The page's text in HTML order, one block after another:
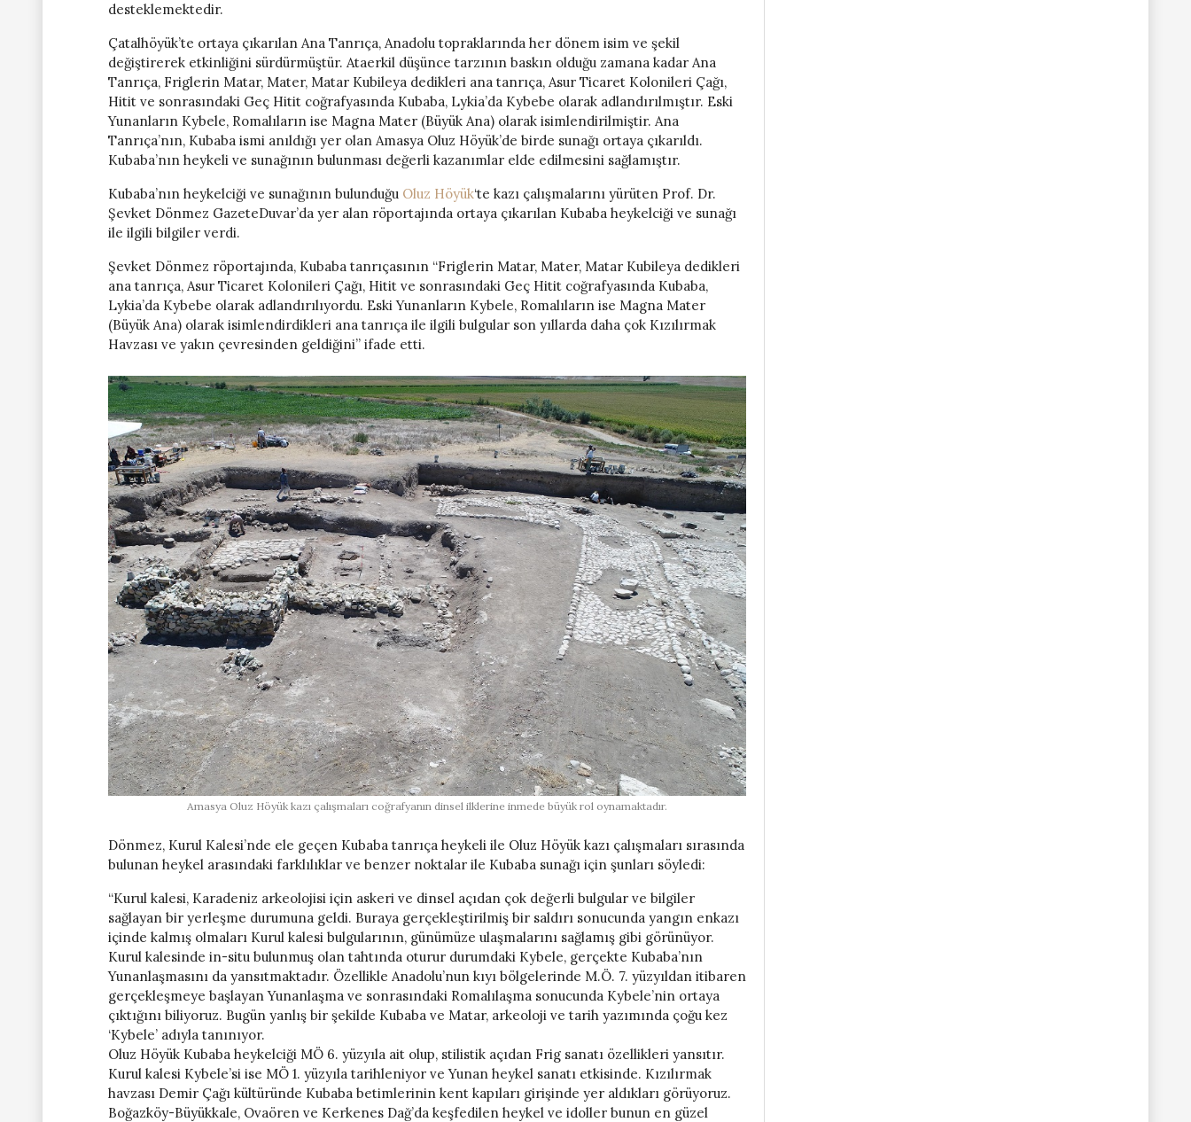
desteklemektedir.
Çatalhöyük’te ortaya çıkarılan Ana Tanrıça, Anadolu topraklarında her dönem isim ve şekil
değiştirerek etkinliğini sürdürmüştür. Ataerkil düşünce tarzının baskın olduğu zamana kadar Ana
Tanrıça, Friglerin Matar, Mater, Matar Kubileya dedikleri ana tanrıça, Asur Ticaret Kolonileri Çağı,
Hitit ve sonrasındaki Geç Hitit coğrafyasında Kubaba, Lykia’da Kybebe olarak adlandırılmıştır. Eski
Yunanların Kybele, Romalıların ise Magna Mater (Büyük Ana) olarak isimlendirilmiştir. Ana
Tanrıça’nın, Kubaba ismi anıldığı yer olan Amasya Oluz Höyük’de birde sunağı ortaya çıkarıldı.
Kubaba’nın heykeli ve sunağının bulunması değerli kazanımlar elde edilmesini sağlamıştır.
Kubaba’nın heykelciği ve sunağının bulunduğu Oluz Höyük‘te kazı çalışmalarını yürüten Prof. Dr.
Şevket Dönmez GazeteDuvar’da yer alan röportajında ortaya çıkarılan Kubaba heykelciği ve sunağı
ile ilgili bilgiler verdi.
Şevket Dönmez röportajında, Kubaba tanrıçasının “Friglerin Matar, Mater, Matar Kubileya dedikleri
ana tanrıça, Asur Ticaret Kolonileri Çağı, Hitit ve sonrasındaki Geç Hitit coğrafyasında Kubaba,
Lykia’da Kybebe olarak adlandırılıyordu. Eski Yunanların Kybele, Romalıların ise Magna Mater
(Büyük Ana) olarak isimlendirdikleri ana tanrıça ile ilgili bulgular son yıllarda daha çok Kızılırmak
Havzası ve yakın çevresinden geldiğini” ifade etti.
Amasya Oluz Höyük kazı çalışmaları coğrafyanın dinsel ilklerine inmede büyük rol oynamaktadır.
Dönmez, Kurul Kalesi’nde ele geçen Kubaba tanrıça heykeli ile Oluz Höyük kazı çalışmaları sırasında
bulunan heykel arasındaki farklılıklar ve benzer noktalar ile Kubaba sunağı için şunları söyledi:
“Kurul kalesi, Karadeniz arkeolojisi için askeri ve dinsel açıdan çok değerli bulgular ve bilgiler
sağlayan bir yerleşme durumuna geldi. Buraya gerçekleştirilmiş bir saldırı sonucunda yangın enkazı
içinde kalmış olmaları Kurul kalesi bulgularının, günümüze ulaşmalarını sağlamış gibi görünüyor.
Kurul kalesinde in-situ bulunmuş olan tahtında oturur durumdaki Kybele, gerçekte Kubaba’nın
Yunanlaşmasını da yansıtmaktadır. Özellikle Anadolu’nun kıyı bölgelerinde M.Ö. 7. yüzyıldan itibaren
gerçekleşmeye başlayan Yunanlaşma ve sonrasındaki Romalılaşma sonucunda Kybele’nin ortaya
çıktığını biliyoruz. Bugün yanlış bir şekilde Kubaba ve Matar, arkeoloji ve tarih yazımında çoğu kez
‘Kybele’ adıyla tanınıyor.
Oluz Höyük Kubaba heykelciği MÖ 6. yüzyıla ait olup, stilistik açıdan Frig sanatı özellikleri yansıtır.
Kurul kalesi Kybele’si ise MÖ 1. yüzyıla tarihleniyor ve Yunan heykel sanatı etkisinde. Kızılırmak
havzası Demir Çağı kültüründe Kubaba betimlerinin kent kapıları girişinde yer aldıkları görüyoruz.
Boğazköy-Büyükkale, Ovaören ve Kerkenes Dağ’da keşfedilen heykel ve idoller bunun en güzel